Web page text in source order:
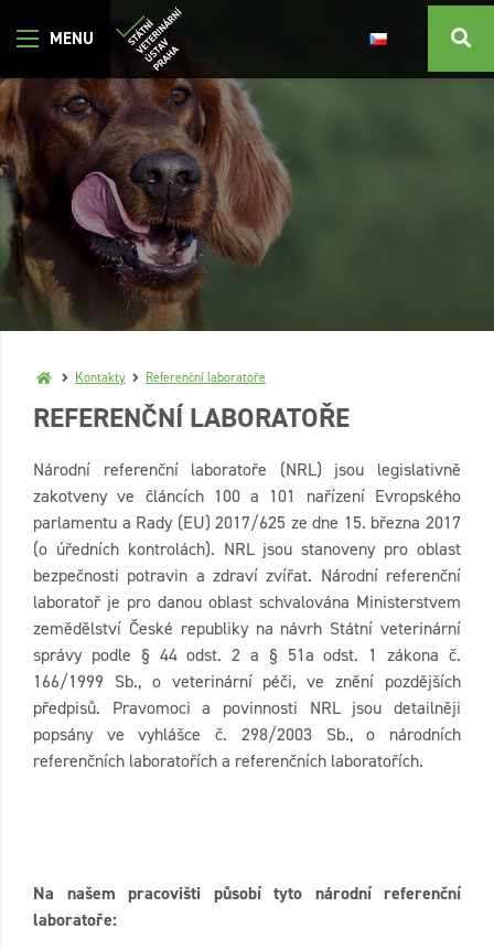
Kontakty Referenční laboratoře
REFERENČNÍ LABORATOŘE
Národní referenční laboratoře (NRL) jsou legislativně
zakotveny ve článcích 100 a 101 nařízení Evropského
parlamentu a Rady (EU) 2017/625 ze dne 15. března 2017
(o úředních kontrolách). NRL jsou stanoveny pro oblast
bezpečnosti potravin a zdraví zvířat. Národní referenční
laboratoř je pro danou oblast schvalována Ministerstvem
zemědělství České republiky na návrh Státní veterinární
správy podle § 44 odst. 2 a § 51a odst. 1 zákona č.
166/1999 Sb., o veterinární péči, ve znění pozdějších
předpisů. Pravomoci a povinnosti NRL jsou detailněji
popsány ve vyhlášce č. 298/2003 Sb., o národních
referenčních laboratořích a referenčních laboratořích.
Na našem pracovišti působí tyto národní referenční
laboratoře: